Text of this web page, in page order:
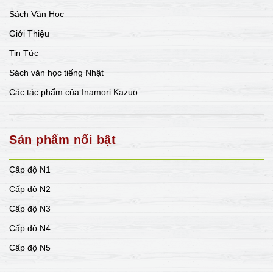
Sách Văn Học
Giới Thiệu
Tin Tức
Sách văn học tiếng Nhật
Các tác phẩm của Inamori Kazuo
Sản phẩm nổi bật
Cấp độ N1
Cấp độ N2
Cấp độ N3
Cấp độ N4
Cấp độ N5